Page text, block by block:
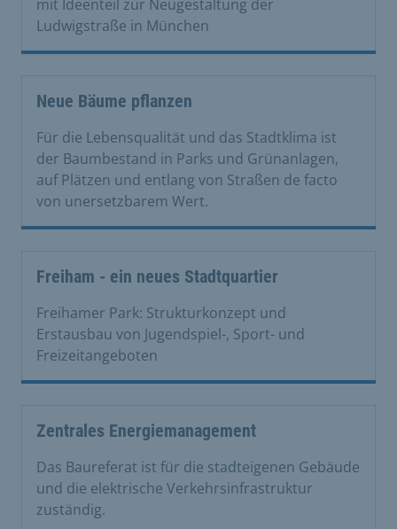
mit Ideenteil zur Neugestaltung der
Ludwigstraße in München
Neue Bäume pflanzen
Für die Lebensqualität und das Stadtklima ist
der Baumbestand in Parks und Grünanlagen,
auf Plätzen und entlang von Straßen de facto
von unersetzbarem Wert.
Freiham - ein neues Stadtquartier
Freihamer Park: Strukturkonzept und
Erstausbau von Jugendspiel-, Sport- und
Freizeitangeboten
Zentrales Energiemanagement
Das Baureferat ist für die stadteigenen Gebäude
und die elektrische Verkehrsinfrastruktur
zuständig.